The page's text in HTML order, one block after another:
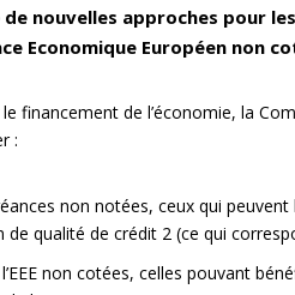
de nouvelles approches
Economique Européen non
financement de l’économie, la
:
non notées, ceux qui
de qualité de crédit 2 (ce qui
non cotées, celles pouvant